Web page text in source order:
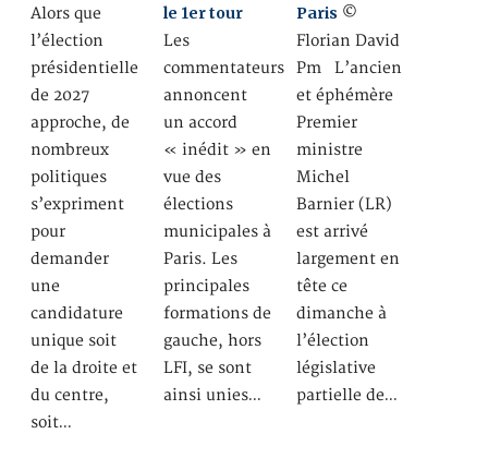
Alors que
l’élection
présidentielle
de 2027
approche, de
nombreux
politiques
s’expriment
pour
demander
une
candidature
unique soit
de la droite et
du centre,
soit…
le 1er tour
Les
commentateurs
annoncent
un accord
« inédit » en
vue des
élections
municipales à
Paris. Les
principales
formations de
gauche, hors
LFI, se sont
ainsi unies…
Paris ©
Florian David
Pm L’ancien
et éphémère
Premier
ministre
Michel
Barnier (LR)
est arrivé
largement en
tête ce
dimanche à
l’élection
législative
partielle de…